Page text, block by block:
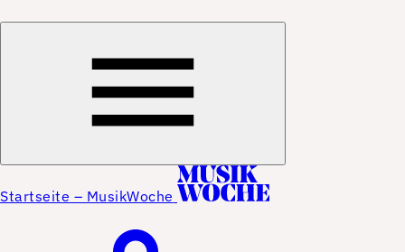
Startseite – MusikWoche